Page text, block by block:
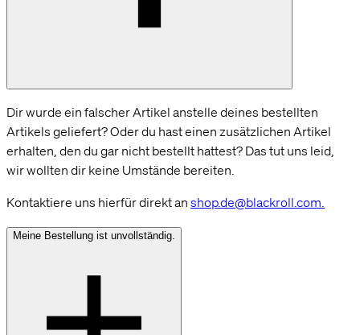
Dir wurde ein falscher Artikel anstelle deines bestellten
Artikels geliefert? Oder du hast einen zusätzlichen Artikel
erhalten, den du gar nicht bestellt hattest? Das tut uns leid,
wir wollten dir keine Umstände bereiten.
Kontaktiere uns hierfür direkt an shop.de@blackroll.com.
Meine Bestellung ist unvollständig.